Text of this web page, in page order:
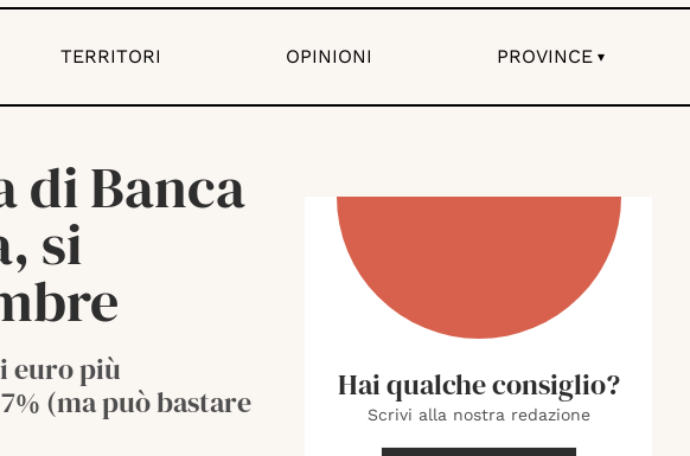
TERRITORI OPINIONI PROVINCE ▾
di Banca
si
euro più
(ma può bastare
Hai qualche consiglio?
Scrivi alla nostra redazione